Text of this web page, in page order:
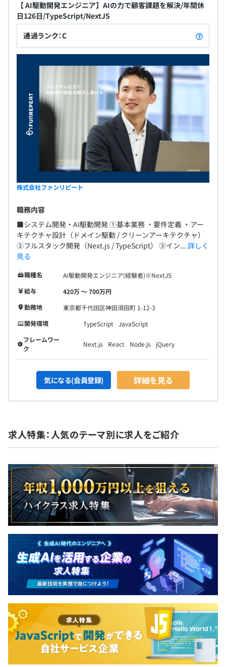
【 AI駆動開発エンジニア】AIの力で顧客課題を解決/年間休
日126日/TypeScript/NextJS
通過ランク：C
株式会社ファンリピート
職務内容
■システム開発・AI駆動開発 ①基本業務 ・要件定義 ・アー
キテクチャ設計（ドメイン駆動 / クリーンアーキテクチャ）
②フルスタック開発（Next.js / TypeScript） ③イン... 詳しく
見る
職種名
AI駆動開発エンジニア(経験者)※NextJS
給与
420万 〜 700万円
勤務地
東京都千代田区神田須田町 1-12-3
開発環境
TypeScript
JavaScript
フレームワー
ク
Next.js React Node.js jQuery
気になる(会員登録) 詳細を見る
求人特集：人気のテーマ別に求人をご紹介